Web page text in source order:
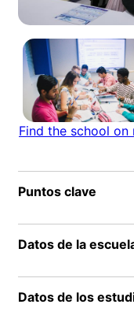
Find the school on
Puntos clave
Datos de la
Datos de los